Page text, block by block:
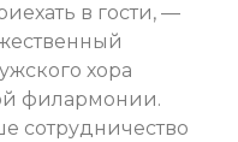
в гости, —
хора
филармонии.
сотрудничество